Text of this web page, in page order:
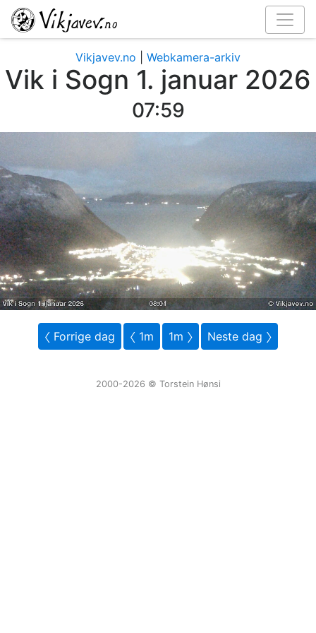
Vikjavev.no Webkamera-arkiv
Vik i Sogn 1. januar 2026
08:06
〈 Forrige dag 〈 1m 1m 〉 Neste dag 〉
2000-2026 ©️ Torstein Hønsi